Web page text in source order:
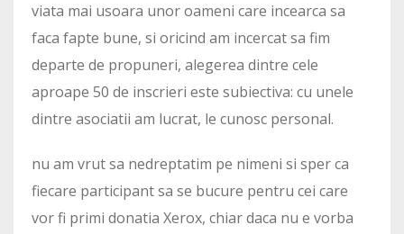
viata mai usoara unor oameni care incearca sa
faca fapte bune, si oricind am incercat sa fim
departe de propuneri, alegerea dintre cele
aproape 50 de inscrieri este subiectiva: cu unele
dintre asociatii am lucrat, le cunosc personal.
nu am vrut sa nedreptatim pe nimeni si sper ca
fiecare participant sa se bucure pentru cei care
vor fi primi donatia Xerox, chiar daca nu e vorba